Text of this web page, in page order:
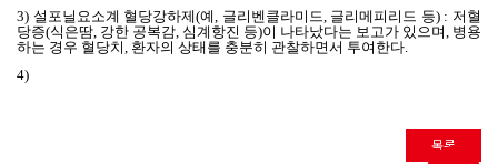
3) 설포닐요소계 혈당강하제(예 글리벤클라미드 글리메피리드 등) : 저혈
당증(식은땀 강한 공복감 심계항진 등)이 나타났다는 보고가 있으며 병용
하는 경우 혈당치 환자의 상태를 충분히 관찰하면서 투여한다
4)
목록